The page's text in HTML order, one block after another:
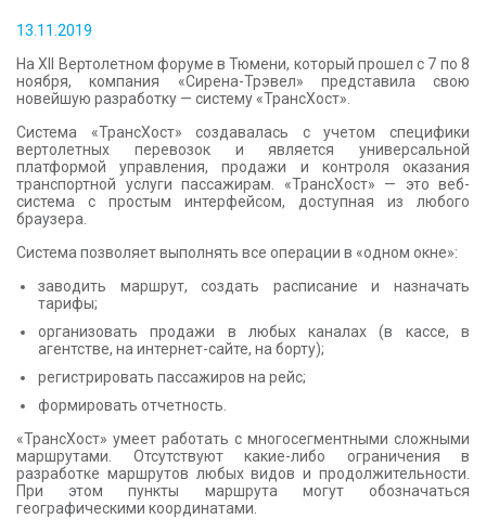
КОНТАКТЫ
13.11.2019
На XII Вертолетном форуме в Тюмени, который прошел с 7 по 8
ноября, компания «Сирена-Трэвел» представила свою
новейшую разработку — систему «ТрансХост».
Система «ТрансХост» создавалась с учетом специфики
вертолетных перевозок и является универсальной
платформой управления, продажи и контроля оказания
транспортной услуги пассажирам. «ТрансХост» — это веб-
система с простым интерфейсом, доступная из любого
браузера.
Система позволяет выполнять все операции в «одном окне»:
заводить маршрут, создать расписание и назначать
тарифы;
организовать продажи в любых каналах (в кассе, в
агентстве, на интернет-сайте, на борту);
регистрировать пассажиров на рейс;
формировать отчетность.
«ТрансХост» умеет работать с многосегментными сложными
маршрутами. Отсутствуют какие-либо ограничения в
разработке маршрутов любых видов и продолжительности.
При этом пункты маршрута могут обозначаться
географическими координатами.